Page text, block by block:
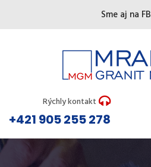
Sme aj na FB
Rýchly kontakt
+421 905 255 278